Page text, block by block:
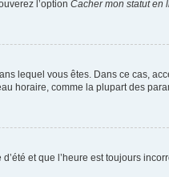
l’option Cacher mon statut en
lequel vous êtes. Dans ce cas,
horaire, comme la plupart des
et que l’heure est toujours